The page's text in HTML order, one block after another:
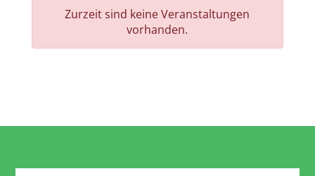
Zurzeit sind keine Veranstaltungen
vorhanden.